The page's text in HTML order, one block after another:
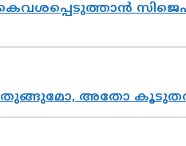
ഒതുങ്ങുമോ, അതോ